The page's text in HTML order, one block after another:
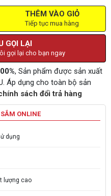
THÊM VÀO GIỎ
Tiếp tục mua hàng
GỌI LẠI
gọi lại cho bạn ngay
, Sản phẩm được sản xuất
Áp dụng cho toàn bộ sản
sách đổi trả hàng
ONLINE
dụng
lượng cao